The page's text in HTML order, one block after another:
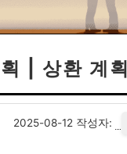
| 상환 계
2025-08-12 작성자: